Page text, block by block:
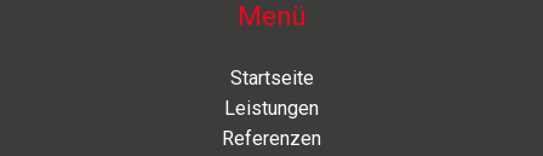
Menü
Startseite
Leistungen
Referenzen